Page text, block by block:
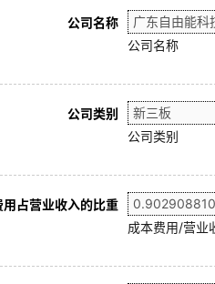
公司名称
公司名称
公司类别
公司类别
用占营业收入的比重
成本费用/营业